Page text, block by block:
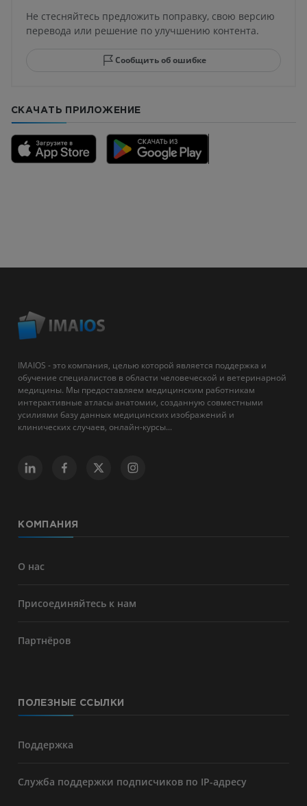
Не стесняйтесь предложить поправку, свою версию
перевода или решение по улучшению контента.
Сообщить об ошибке
СКАЧАТЬ ПРИЛОЖЕНИЕ
IMAIOS - это компания, целью которой является поддержка и
обучение специалистов в области человеческой и ветеринарной
медицины. Мы предоставляем медицинским работникам
интерактивные атласы анатомии, созданную совместными
усилиями базу данных медицинских изображений и
клинических случаев, онлайн-курсы...
КОМПАНИЯ
О нас
Присоединяйтесь к нам
Партнёров
ПОЛЕЗНЫЕ ССЫЛКИ
Поддержка
Служба поддержки подписчиков по IP-адресу